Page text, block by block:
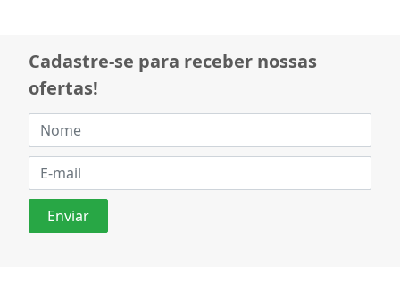
Cadastre-se para receber nossas
ofertas!